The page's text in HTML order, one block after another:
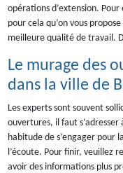
opérations d’extension.
pour cela qu’on vous
meilleure qualité de travail.
Le murage des
dans la ville de
Les experts sont souvent
ouvertures, il faut s’adresser
habitude de s’engager pour
l’écoute. Pour finir, veuillez
avoir des informations plus